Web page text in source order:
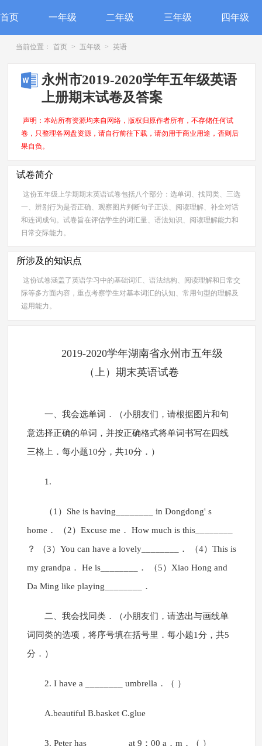
首页 一年级 二年级 三年级 四年级
当前位置： 首页 > 五年级 > 英语
永州市2019-2020学年五年级英语
上册期末试卷及答案
声明：本站所有资源均来自网络，版权归原作者所有，不存储任何试
卷，只整理各网盘资源，请自行前往下载，请勿用于商业用途，否则后
果自负。
试卷简介
这份五年级上学期期末英语试卷包括八个部分：选单词、找同类、三选
一、辨别行为是否正确、观察图片判断句子正误、阅读理解、补全对话
和连词成句。试卷旨在评估学生的词汇量、语法知识、阅读理解能力和
日常交际能力。
所涉及的知识点
这份试卷涵盖了英语学习中的基础词汇、语法结构、阅读理解和日常交
际等多方面内容，重点考察学生对基本词汇的认知、常用句型的理解及
运用能力。
2019-2020学年湖南省永州市五年级
（上）期末英语试卷
一、我会选单词．（小朋友们，请根据图片和句
意选择正确的单词，并按正确格式将单词书写在四线
三格上．每小题10分，共10分．）
1.
（1）She is having________ in Dongdong' s
home． （2）Excuse me． How much is this________
？ （3）You can have a lovely________． （4）This is
my grandpa． He is________． （5）Xiao Hong and
Da Ming like playing________．
二、我会找同类．（小朋友们，请选出与画线单
词同类的选项，将序号填在括号里．每小题1分，共5
分．）
2. I have a ________ umbrella．（ ）
A.beautiful B.basket C.glue
3. Peter has ________ at 9：00 a．m．（ ）